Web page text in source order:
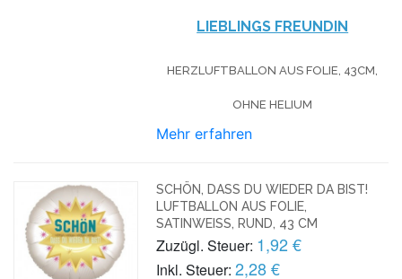
LIEBLINGS FREUNDIN
HERZLUFTBALLON AUS FOLIE, 43CM,
OHNE HELIUM
Mehr erfahren
SCHÖN, DASS DU WIEDER DA BIST!
LUFTBALLON AUS FOLIE,
SATINWEISS, RUND, 43 CM
Zuzügl. Steuer: 1,92 €
Inkl. Steuer: 2,28 €